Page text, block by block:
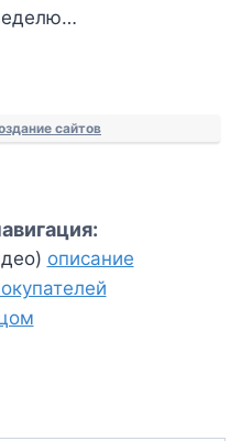
сайтов
описание